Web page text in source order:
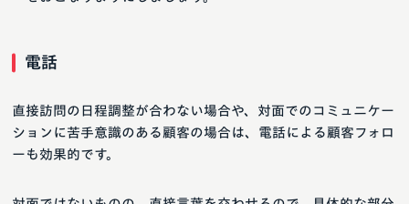
電話
直接訪問の日程調整が合わない場合や、対面でのコミュニケー
ションに苦手意識のある顧客の場合は、電話による顧客フォロ
ーも効果的です。